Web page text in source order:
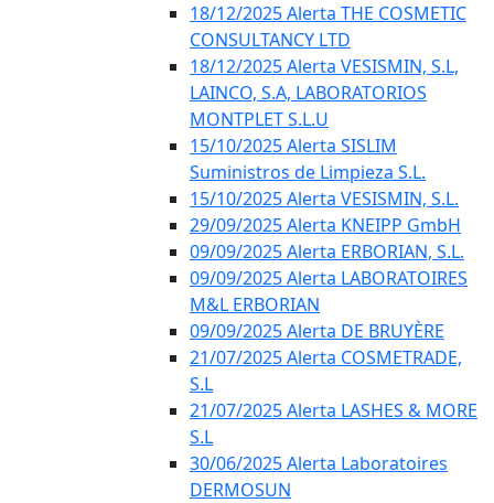
18/12/2025 Alerta THE COSMETIC
CONSULTANCY LTD
18/12/2025 Alerta VESISMIN, S.L,
LAINCO, S.A, LABORATORIOS
MONTPLET S.L.U
15/10/2025 Alerta SISLIM
Suministros de Limpieza S.L.
15/10/2025 Alerta VESISMIN, S.L.
29/09/2025 Alerta KNEIPP GmbH
09/09/2025 Alerta ERBORIAN, S.L.
09/09/2025 Alerta LABORATOIRES
M&L ERBORIAN
09/09/2025 Alerta DE BRUYÈRE
21/07/2025 Alerta COSMETRADE,
S.L
21/07/2025 Alerta LASHES & MORE
S.L
30/06/2025 Alerta Laboratoires
DERMOSUN